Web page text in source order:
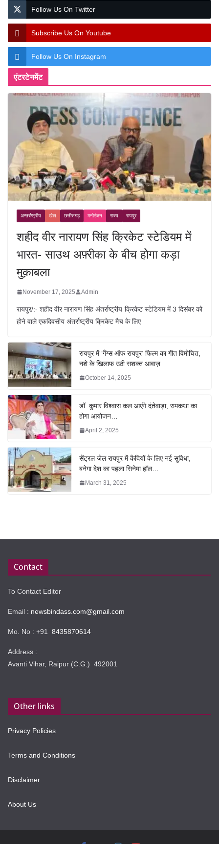
Follow Us On Twitter
Subscribe Us On Youtube
Follow Us On Instagram
एंटरटेनमेंट
अन्तर्राष्ट्रीय खेल छत्तीसगढ़ मनोरंजन राज्य रायपुर
शहीद वीर नारायण सिंह क्रिकेट स्टेडियम में
भारत- साउथ अफ़्रीका के बीच होगा कड़ा
मुक़ाबला
November 17, 2025 Admin
रायपुर/:- शहीद वीर नारायण सिंह अंतर्राष्ट्रीय क्रिकेट स्टेडियम में 3 दिसंबर को
होने वाले एकदिवसीय अंतर्राष्ट्रीय क्रिकेट मैच के लिए
रायपुर में ‘गैंग्स ऑफ रायपुर’ फिल्म का गीत विमोचित,
नशे के खिलाफ उठी सशक्त आवाज़
October 14, 2025
डॉ. कुमार विश्वास कल आएंगे दंतेवाड़ा, रामकथा का
होगा आयोजन…
April 2, 2025
सेंट्रल जेल रायपुर में कैदियों के लिए नई सुविधा,
बनेगा देश का पहला सिनेमा हॉल…
March 31, 2025
Contact
To Contact Editor
Email : newsbindass.com@gmail.com
Mo. No : +91 8435870614
Address :
Avanti Vihar, Raipur (C.G.) 492001
Other links
Privacy Policies
Terms and Conditions
Disclaimer
About Us